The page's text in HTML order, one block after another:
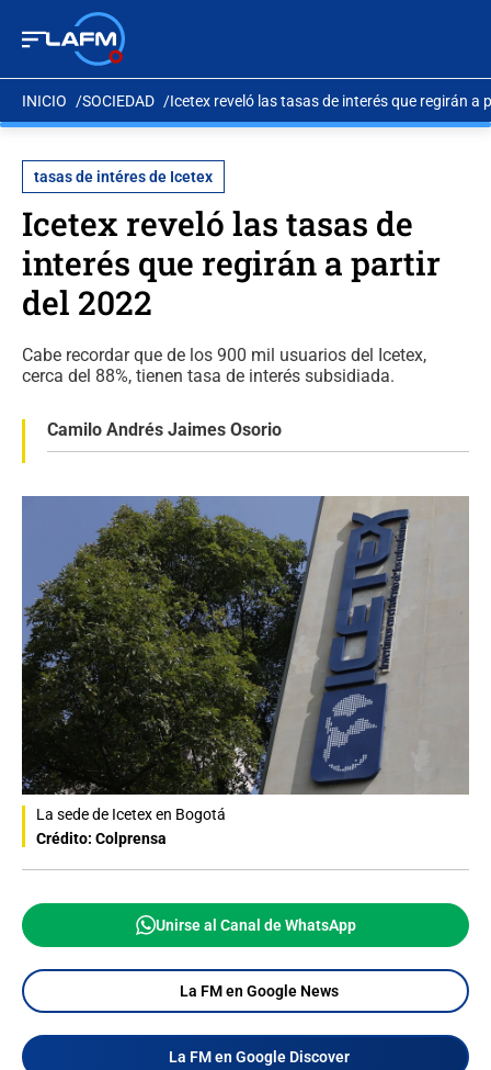
INICIO SOCIEDAD Icetex reveló las tasas de interés que regirán a
tasas de intéres de Icetex
Icetex reveló las tasas de
interés que regirán a partir
del 2022
Cabe recordar que de los 900 mil usuarios del Icetex,
cerca del 88%, tienen tasa de interés subsidiada.
Camilo Andrés Jaimes Osorio
La sede de Icetex en Bogotá
Crédito: Colprensa
Unirse al Canal de WhatsApp
La FM en Google News
La FM en Google Discover